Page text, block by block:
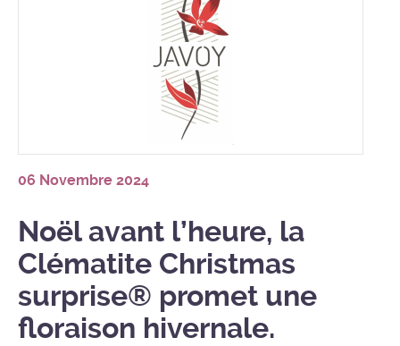
06 Novembre 2024
Noël avant l’heure, la
Clématite Christmas
surprise® promet une
floraison hivernale.